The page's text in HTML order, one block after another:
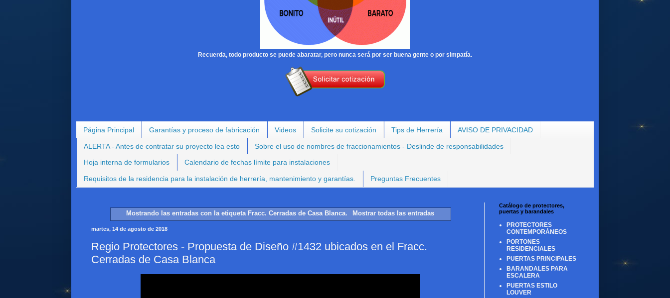
Recuerda, todo producto se puede abaratar, pero nunca será por ser buena gente o por simpatía.
Página Principal Garantías y proceso de fabricación Videos Solicite su cotización Tips de Herrería AVISO DE PRIVACIDAD
ALERTA - Antes de contratar su proyecto lea esto Sobre el uso de nombres de fraccionamientos - Deslinde de responsabilidades
Hoja interna de formularios Calendario de fechas límite para instalaciones
Requisitos de la residencia para la instalación de herrería, mantenimiento y garantías. Preguntas Frecuentes
Mostrando las entradas con la etiqueta Fracc. Cerradas de Casa Blanca. Mostrar todas las entradas
martes, 14 de agosto de 2018
Regio Protectores - Propuesta de Diseño #1432 ubicados en el Fracc.
Cerradas de Casa Blanca
Catálogo de protectores,
puertas y barandales
PROTECTORES
CONTEMPORÁNEOS
PORTONES
RESIDENCIALES
PUERTAS PRINCIPALES
BARANDALES PARA
ESCALERA
PUERTAS ESTILO
LOUVER